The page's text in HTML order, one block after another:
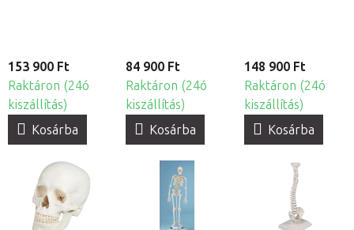
153 900 Ft
Raktáron (24ó
kiszállítás)
Kosárba
84 900 Ft
Raktáron (24ó
kiszállítás)
Kosárba
148 900 Ft
Raktáron (24ó
kiszállítás)
Kosárba